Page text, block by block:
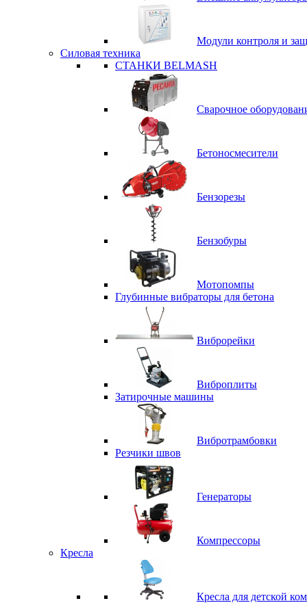
Модули контроля и
Силовая техника
СТАНКИ BELMASH
Сварочное
Бетоносмесители
Бензорезы
Бензобуры
Мотопомпы
Глубинные вибраторы для бетона
Виброрейки
Виброплиты
Затирочные машины
Вибротрамбовки
Резчики швов
Генераторы
Компрессоры
Кресла
Кресла для детской